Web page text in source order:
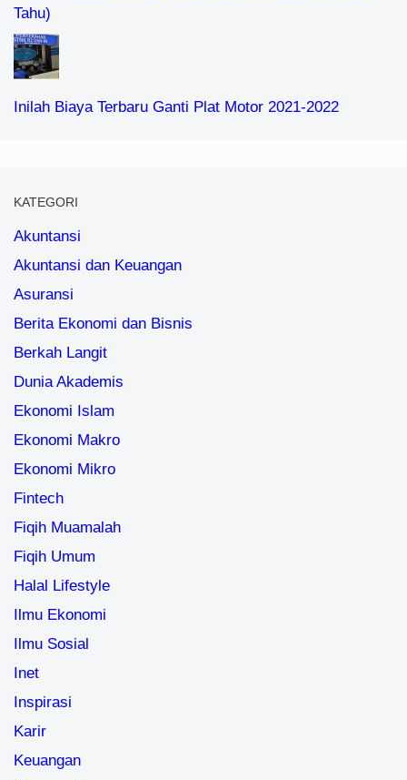
Tahu)
Inilah Biaya Terbaru Ganti Plat Motor 2021-2022
KATEGORI
Akuntansi
Akuntansi dan Keuangan
Asuransi
Berita Ekonomi dan Bisnis
Berkah Langit
Dunia Akademis
Ekonomi Islam
Ekonomi Makro
Ekonomi Mikro
Fintech
Fiqih Muamalah
Fiqih Umum
Halal Lifestyle
Ilmu Ekonomi
Ilmu Sosial
Inet
Inspirasi
Karir
Keuangan